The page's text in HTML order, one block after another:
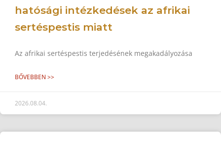
hatósági intézkedések az afrikai
sertéspestis miatt
Az afrikai sertéspestis terjedésének megakadályozása
BŐVEBBEN >>
2026.08.04.